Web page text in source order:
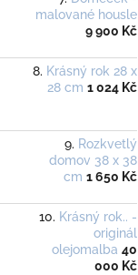
malované housle
9 900 Kč
Krásný rok 28 x
28 cm 1 024 Kč
Rozkvetlý
domov 38 x 38
cm 1 650 Kč
Krásný rok.. -
originál
olejomalba 40
000 Kč